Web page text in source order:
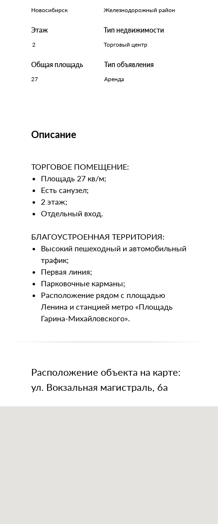
Этаж Тип недвижимости
Тип объявления
Общая площадь
27
Железнодорожный район
Аренда
Торговый центр
2
Новосибирск
ТОРГОВОЕ ПОМЕЩЕНИЕ:
Площадь 27 кв/м;
Есть санузел;
2 этаж;
Отдельный вход.
БЛАГОУСТРОЕННАЯ ТЕРРИТОРИЯ:
Высокий пешеходный и автомобильный
трафик;
Первая линия;
Парковочные карманы;
Расположение рядом с площадью
Ленина и станцией метро «Площадь
Гарина-Михайловского».
Описание
Расположение объекта на карте:
ул. Вокзальная магистраль, 6а